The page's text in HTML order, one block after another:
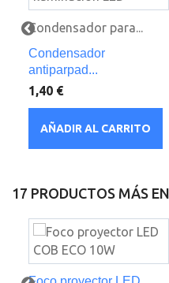
Condensador para...
Condensador
antiparpad...
1,40 €
AÑADIR AL CARRITO
17 PRODUCTOS MÁS